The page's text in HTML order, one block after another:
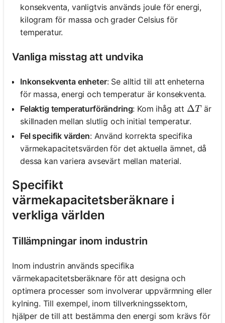
konsekventa, vanligtvis används joule för energi,
kilogram för massa och grader Celsius för
temperatur.
Vanliga misstag att undvika
Inkonsekventa enheter: Se alltid till att enheterna
för massa, energi och temperatur är konsekventa.
Felaktig temperaturförändring: Kom ihåg att \Delta T
ΔT är
skillnaden mellan slutlig och initial temperatur.
Fel specifik värden: Använd korrekta specifika
värmekapacitetsvärden för det aktuella ämnet, då
dessa kan variera avsevärt mellan material.
Specifikt
värmekapacitetsberäknare i
verkliga världen
Tillämpningar inom industrin
Inom industrin används specifika
värmekapacitetsberäknare för att designa och
optimera processer som involverar uppvärmning eller
kylning. Till exempel, inom tillverkningssektorn,
hjälper de till att bestämma den energi som krävs för